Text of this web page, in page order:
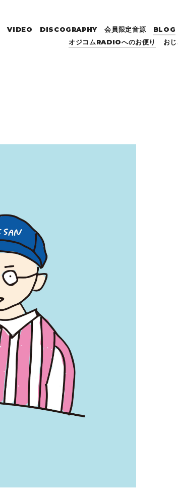
VIDEO DISCOGRAPHY 会員限定音源 BLOG
オジコムRADIOへのお便り
お